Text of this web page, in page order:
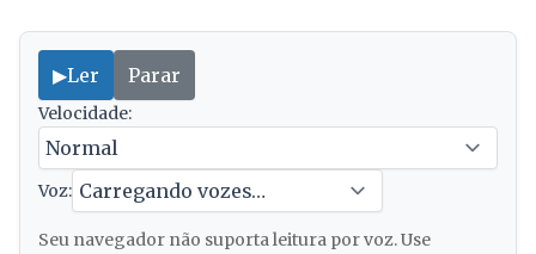
▶Ler Parar
Velocidade:
Voz:
Seu navegador não suporta leitura por voz. Use